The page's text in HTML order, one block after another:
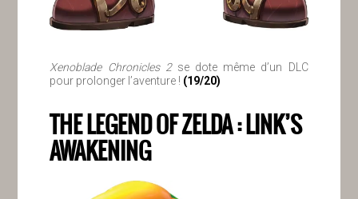
Xenoblade Chronicles 2 se dote même d’un DLC
pour prolonger l’aventure ! (19/20)
THE LEGEND OF ZELDA : LINK’S
AWAKENING